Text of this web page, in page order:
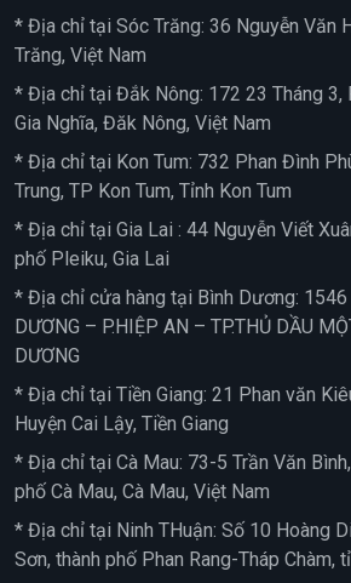
* Địa chỉ tại Sóc Trăng: 36 Nguyễn Văn
Trăng, Việt Nam
* Địa chỉ tại Đắk Nông: 172 23 Tháng 3,
Gia Nghĩa, Đăk Nông, Việt Nam
* Địa chỉ tại Kon Tum: 732 Phan Đình
Trung, TP Kon Tum, Tỉnh Kon Tum
* Địa chỉ tại Gia Lai : 44 Nguyễn Viết
phố Pleiku, Gia Lai
* Địa chỉ cửa hàng tại Bình Dương:
DƯƠNG – P.HIỆP AN – TP.THỦ DẦU
DƯƠNG
* Địa chỉ tại Tiền Giang: 21 Phan văn
Huyện Cai Lậy, Tiền Giang
* Địa chỉ tại Cà Mau: 73-5 Trần Văn
phố Cà Mau, Cà Mau, Việt Nam
* Địa chỉ tại Ninh THuận: Số 10 Hoàng
Sơn, thành phố Phan Rang-Tháp Chàm,